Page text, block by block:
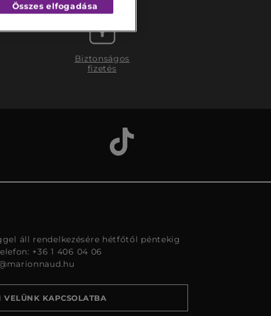
Biztonságos
fizetés
áll rendelkezésére hétfőtől péntekig
+36 1 406 04 06
VELÜNK KAPCSOLATBA
Összes elfogadása